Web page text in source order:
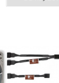
NF-A14 PWM